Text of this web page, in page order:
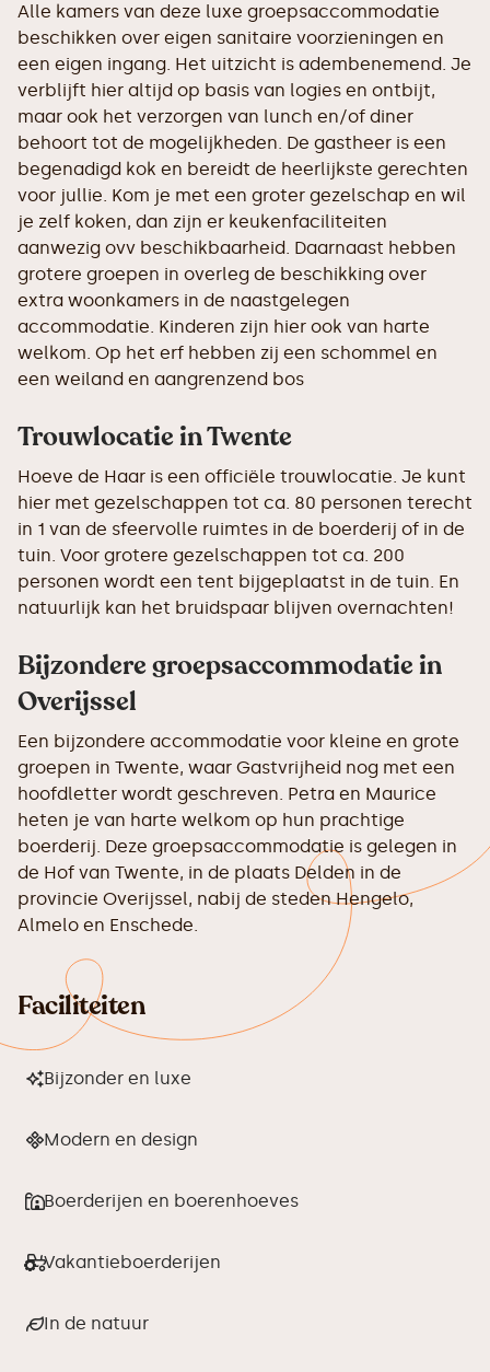
Alle kamers van deze luxe groepsaccommodatie
beschikken over eigen sanitaire voorzieningen en
een eigen ingang. Het uitzicht is adembenemend. Je
verblijft hier altijd op basis van logies en ontbijt,
maar ook het verzorgen van lunch en/of diner
behoort tot de mogelijkheden. De gastheer is een
begenadigd kok en bereidt de heerlijkste gerechten
voor jullie. Kom je met een groter gezelschap en wil
je zelf koken, dan zijn er keukenfaciliteiten
aanwezig ovv beschikbaarheid. Daarnaast hebben
grotere groepen in overleg de beschikking over
extra woonkamers in de naastgelegen
accommodatie. Kinderen zijn hier ook van harte
welkom. Op het erf hebben zij een schommel en
een weiland en aangrenzend bos
Trouwlocatie in Twente
Hoeve de Haar is een officiële trouwlocatie. Je kunt
hier met gezelschappen tot ca. 80 personen terecht
in 1 van de sfeervolle ruimtes in de boerderij of in de
tuin. Voor grotere gezelschappen tot ca. 200
personen wordt een tent bijgeplaatst in de tuin. En
natuurlijk kan het bruidspaar blijven overnachten!
Bijzondere groepsaccommodatie in
Overijssel
Een bijzondere accommodatie voor kleine en grote
groepen in Twente, waar Gastvrijheid nog met een
hoofdletter wordt geschreven. Petra en Maurice
heten je van harte welkom op hun prachtige
boerderij. Deze groepsaccommodatie is gelegen in
de Hof van Twente, in de plaats Delden in de
provincie Overijssel, nabij de steden Hengelo,
Almelo en Enschede.
Faciliteiten
Bijzonder en luxe
Modern en design
Boerderijen en boerenhoeves
Vakantieboerderijen
In de natuur